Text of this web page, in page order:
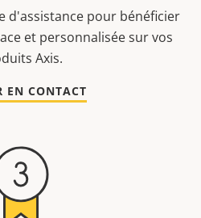
d'assistance pour bénéficier
et personnalisée sur vos
Axis.
EN CONTACT